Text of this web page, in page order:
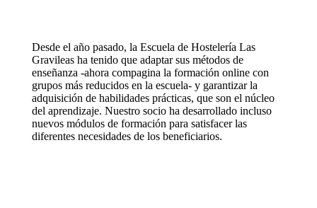
Desde el año pasado, la Escuela de Hostelería Las
Gravileas ha tenido que adaptar sus métodos de
enseñanza -ahora compagina la formación online con
grupos más reducidos en la escuela- y garantizar la
adquisición de habilidades prácticas, que son el núcleo
del aprendizaje. Nuestro socio ha desarrollado incluso
nuevos módulos de formación para satisfacer las
diferentes necesidades de los beneficiarios.